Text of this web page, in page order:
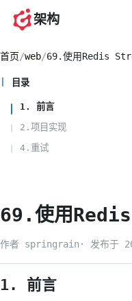
架构
首页/web/69.使用Redis
69.使用Redis
作者 springrain · 发布于
1. 前言
目录
1. 前言
2.项目实现
4.重试